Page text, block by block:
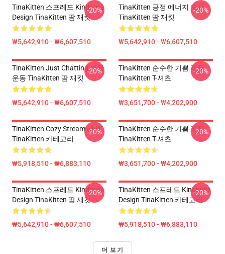
TinaKitten 스프레드 Kindness
Design TinaKitten 땀 재킷
₩5,642,910 - ₩6,607,510
-20%
TinaKitten 긍정 에너지 도표
TinaKitten 땀 재킷
₩5,642,910 - ₩6,607,510
-20%
TinaKitten Just Chatting 여왕
운동 TinaKitten 땀 재킷
₩5,642,910 - ₩6,607,510
-20%
TinaKitten 순수한 기쁨 작풍
TinaKitten T-셔츠
₩3,651,700 - ₩4,202,900
-20%
TinaKitten Cozy Stream 패션
TinaKitten 카테고리
₩5,918,510 - ₩6,883,110
-20%
TinaKitten 순수한 기쁨 작풍
TinaKitten T-셔츠
₩3,651,700 - ₩4,202,900
-20%
TinaKitten 스프레드 Kindness
Design TinaKitten 땀 재킷
₩5,642,910 - ₩6,607,510
-20%
TinaKitten 스프레드 Kindness
Design TinaKitten 카테고리
₩5,918,510 - ₩6,883,110
-20%
더 보기